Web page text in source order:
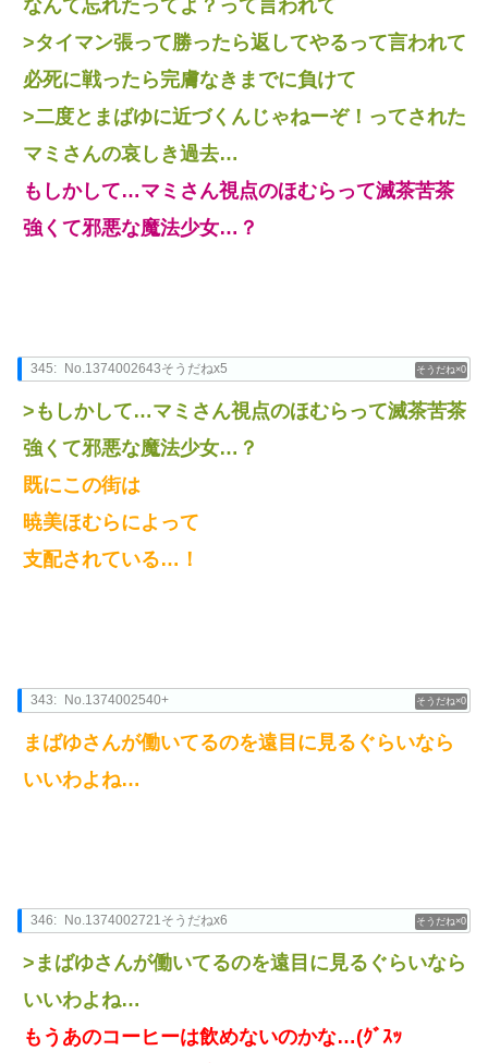
なんて忘れたってよ？って言われて
>タイマン張って勝ったら返してやるって言われて
必死に戦ったら完膚なきまでに負けて
>二度とまばゆに近づくんじゃねーぞ！ってされた
マミさんの哀しき過去…
もしかして…マミさん視点のほむらって滅茶苦茶
強くて邪悪な魔法少女…？
0
345: No.1374002643そうだねx5
>もしかして…マミさん視点のほむらって滅茶苦茶
強くて邪悪な魔法少女…？
既にこの街は
暁美ほむらによって
支配されている…！
0
343: No.1374002540+
まばゆさんが働いてるのを遠目に見るぐらいなら
いいわよね…
0
346: No.1374002721そうだねx6
>まばゆさんが働いてるのを遠目に見るぐらいなら
いいわよね…
もうあのコーヒーは飲めないのかな…(ｸﾞｽｯ